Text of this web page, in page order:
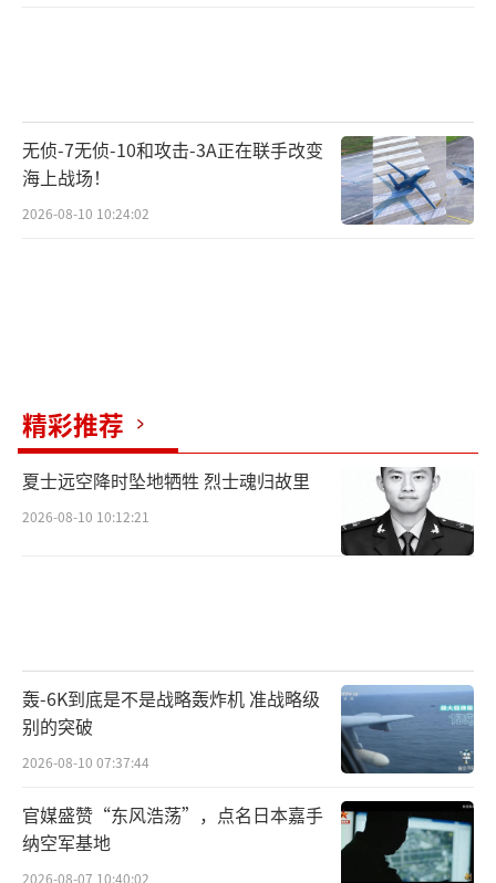
无侦-7无侦-10和攻击-3A正在联手改变
海上战场！
2026-08-10 10:24:02
精彩推荐
夏士远空降时坠地牺牲 烈士魂归故里
2026-08-10 10:12:21
轰-6K到底是不是战略轰炸机 准战略级
别的突破
2026-08-10 07:37:44
官媒盛赞“东风浩荡”，点名日本嘉手
纳空军基地
2026-08-07 10:40:02